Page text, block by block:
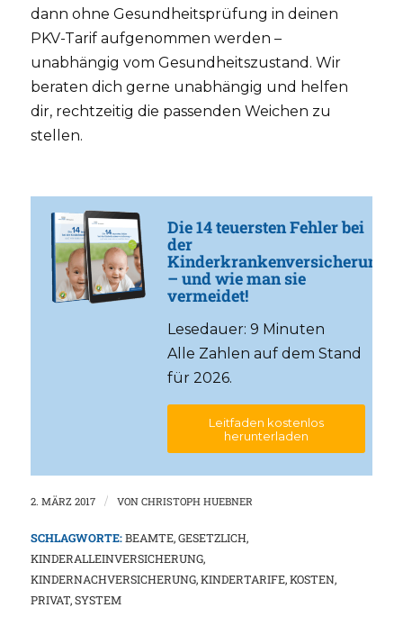
dann ohne Gesundheitsprüfung in deinen
PKV-Tarif aufgenommen werden –
unabhängig vom Gesundheitszustand. Wir
beraten dich gerne unabhängig und helfen
dir, rechtzeitig die passenden Weichen zu
stellen.
Die 14 teuersten Fehler bei
der
Kinderkrankenversicherung
– und wie man sie
vermeidet!
Lesedauer: 9 Minuten
Alle Zahlen auf dem Stand
für 2026.
Leitfaden kostenlos
herunterladen
2. MÄRZ 2017 / VON CHRISTOPH HUEBNER
SCHLAGWORTE: BEAMTE,GESETZLICH,
KINDERALLEINVERSICHERUNG,
KINDERNACHVERSICHERUNG,KINDERTARIFE,KOSTEN,
PRIVAT,SYSTEM